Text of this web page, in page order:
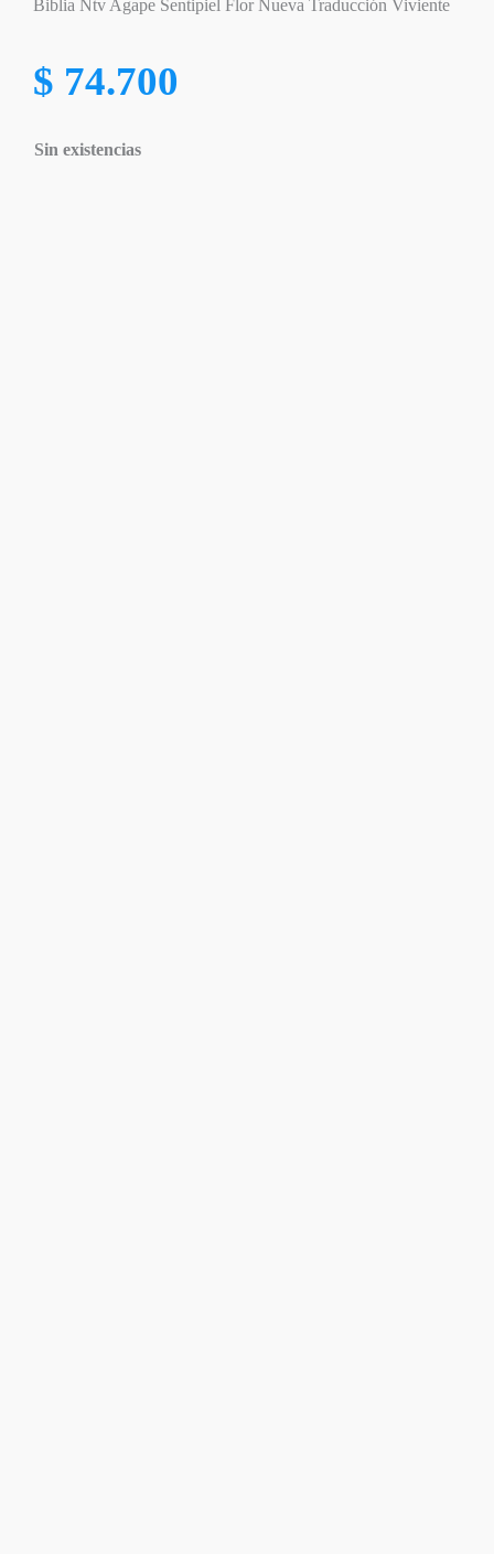
Biblia Ntv Agape Sentipiel Flor Nueva Traducción Viviente
$ 74.700
Sin existencias